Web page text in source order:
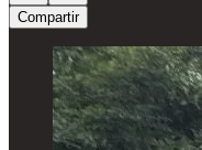
Compartir